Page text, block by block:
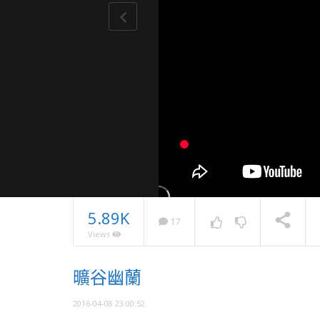
5.89K
Views
17
曠谷幽蘭
2016-04-08 23:00:52